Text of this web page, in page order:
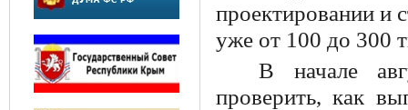
проектировании и
уже от 100 до 300
В начале
проверить, как